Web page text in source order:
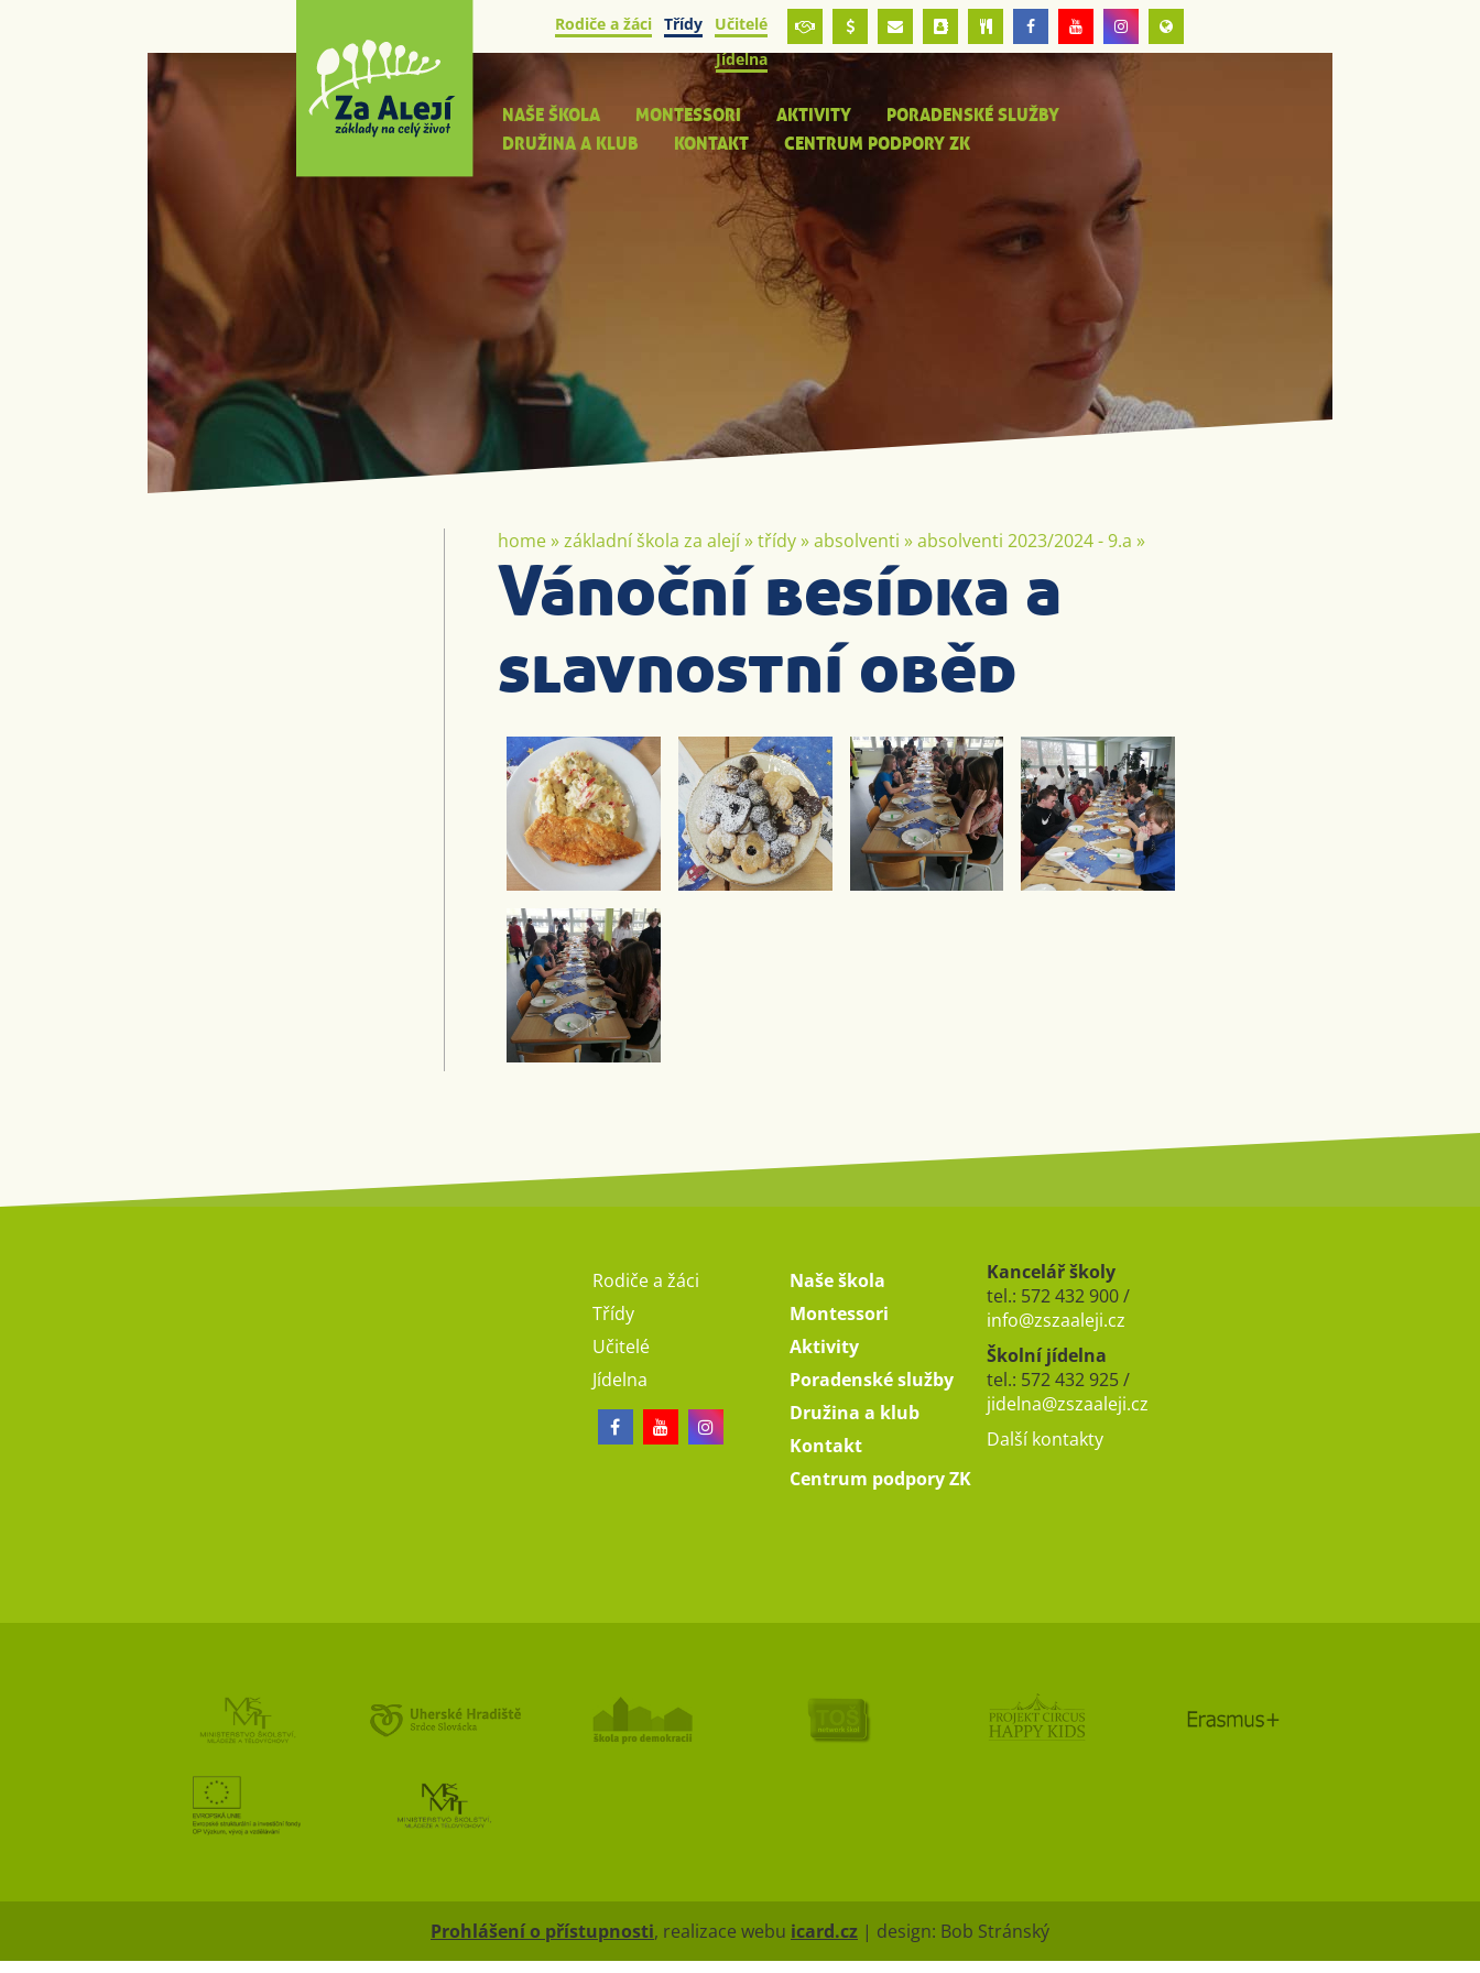
Rodiče a žáci Třídy
Učitelé
Jídelna
NAŠE ŠKOLA MONTESSORI AKTIVITY
PORADENSKÉ SLUŽBY
DRUŽINA A KLUB
KONTAKT CENTRUM PODPORY ZK
home»základní škola za alejí»třídy»absolventi »absolventi 2023/2024 - 9.a »
Vánoční besídka a
slavnostní oběd
Rodiče a žáci
Třídy
Učitelé
Jídelna
Naše škola
Montessori
Aktivity
Poradenské služby
Družina a klub
Kontakt
Centrum podpory ZK
Kancelář školy
tel.: 572 432 900 /
info@zszaaleji.cz
Školní jídelna
tel.: 572 432 925 /
jidelna@zszaaleji.cz
Další kontakty
Prohlášení o přístupnosti, realizace webu icard.cz | design: Bob Stránský